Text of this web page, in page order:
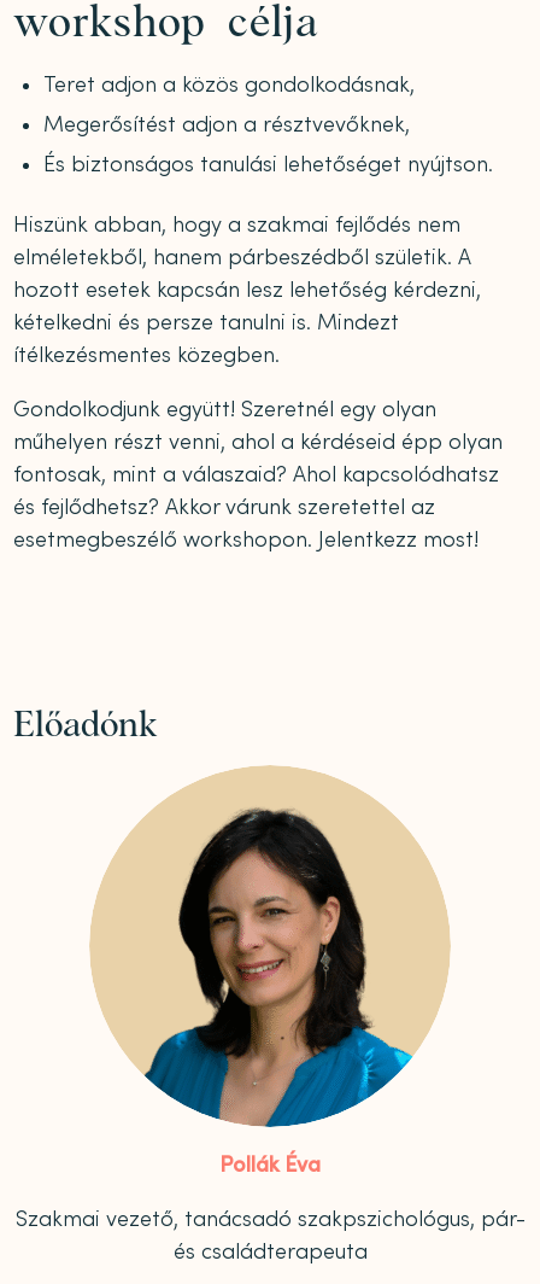
workshop célja
Teret adjon a közös gondolkodásnak,
Megerősítést adjon a résztvevőknek,
És biztonságos tanulási lehetőséget nyújtson.
Hiszünk abban, hogy a szakmai fejlődés nem
elméletekből, hanem párbeszédből születik. A
hozott esetek kapcsán lesz lehetőség kérdezni,
kételkedni és persze tanulni is. Mindezt
ítélkezésmentes közegben.
Gondolkodjunk együtt! Szeretnél egy olyan
műhelyen részt venni, ahol a kérdéseid épp olyan
fontosak, mint a válaszaid? Ahol kapcsolódhatsz
és fejlődhetsz? Akkor várunk szeretettel az
esetmegbeszélő workshopon. Jelentkezz most!
Előadónk
Pollák Éva
Szakmai vezető, tanácsadó szakpszichológus, pár-
és családterapeuta